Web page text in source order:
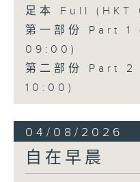
足本 Full
第一部份 Part
09:00)
第二部份 Part
10:00)
04/08/2026
自在早晨